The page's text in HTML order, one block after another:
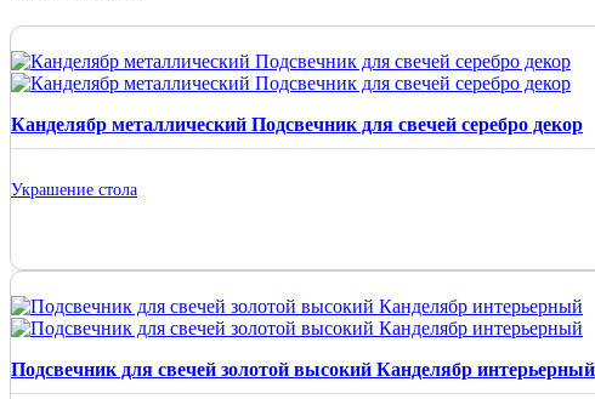
Канделябр металлический Подсвечник для свечей серебро декор
Украшение стола
Подсвечник для свечей золотой высокий Канделябр интерьерный